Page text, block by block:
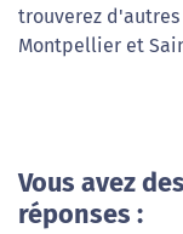
trouverez d'autres
Montpellier et
Vous avez
réponses :